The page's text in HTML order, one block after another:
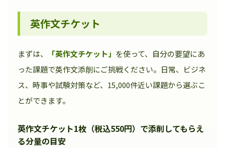
英作文チケット
まずは、 「英作文チケット」 を使って、自分の要望にあ
った課題で英作文添削にご挑戦ください。日常、ビジネ
ス、時事や試験対策など、15,000件近い課題から選ぶこ
とができます。
英作文チケット1枚（税込550円）で添削してもらえ
る分量の目安